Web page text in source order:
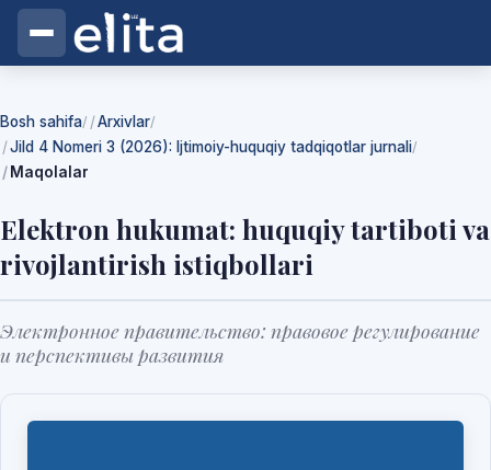
Bosh sahifa/ Arxivlar/
Jild 4 Nomeri 3 (2026): Ijtimoiy-huquqiy tadqiqotlar jurnali/
Maqolalar
Elektron hukumat: huquqiy tartiboti va
rivojlantirish istiqbollari
Электронное правительство: правовое регулирование
и перспективы развития